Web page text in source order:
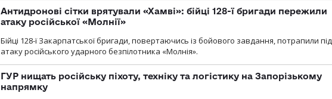
Антидронові сітки врятували «Хамві»: бійці 128-ї бригади пережили
атаку російської «Молнії»
Бійці 128-ї Закарпатської бригади, повертаючись із бойового завдання, потрапили під
атаку російського ударного безпілотника «Молнія».
ГУР нищать російську піхоту, техніку та логістику на Запорізькому
напрямку